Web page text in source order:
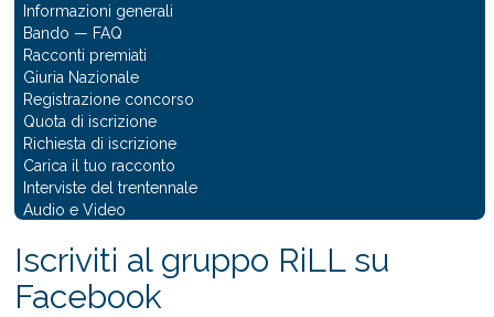
Informazioni generali
Bando — FAQ
Racconti premiati
Giuria Nazionale
Registrazione concorso
Quota di iscrizione
Richiesta di iscrizione
Carica il tuo racconto
Interviste del trentennale
Audio e Video
Iscriviti al gruppo RiLL su
Facebook